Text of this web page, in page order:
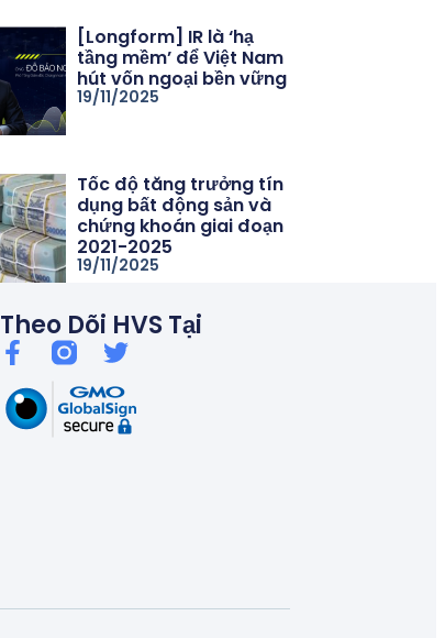
chỉ đạo kiểm soát tín dụng bất động sản, chống
[Longform] IR là ‘hạ
tầng mềm’ để Việt Nam
hút vốn ngoại bền vững
19/11/2025
Tốc độ tăng trưởng tín
dụng bất động sản và
chứng khoán giai đoạn
2021-2025
19/11/2025
Theo Dõi HVS Tại